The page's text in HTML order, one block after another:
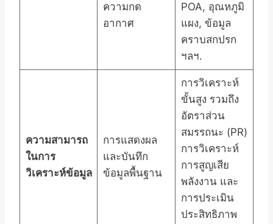
ความกด
อากาศ
POA, อุณหภูมิ
แผง, ข้อมูล
คราบสกปรก
ฯลฯ.
ความสามารถ
ในการ
วิเคราะห์ข้อมูล
การแสดงผล
และบันทึก
ข้อมูลพื้นฐาน
การวิเคราะห์
ขั้นสูง รวมถึง
อัตราส่วน
สมรรถนะ (PR)
การวิเคราะห์
การสูญเสีย
พลังงาน และ
การประเมิน
ประสิทธิภาพ